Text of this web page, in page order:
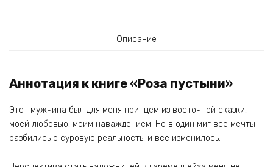
Описание
Аннотация к книге «Роза пустыни»
Этот мужчина был для меня принцем из восточной сказки,
моей любовью, моим наваждением. Но в один миг все мечты
разбились о суровую реальность, и все изменилось.